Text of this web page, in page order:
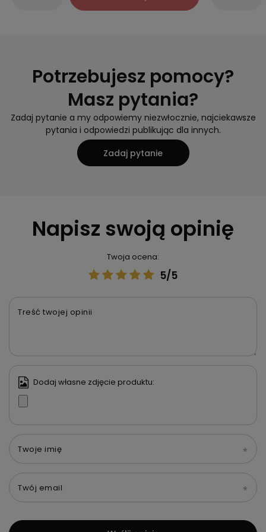
Potrzebujesz pomocy?
Masz pytania?
Zadaj pytanie a my odpowiemy niezwłocznie, najciekawsze
pytania i odpowiedzi publikując dla innych.
Zadaj pytanie
Napisz swoją opinię
Twoja ocena:
5/5
Treść twojej opinii
Dodaj własne zdjęcie produktu:
Twoje imię
Twój email